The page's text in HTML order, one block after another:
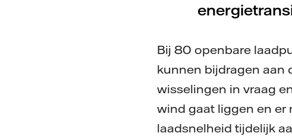
Bij 80 openbare
kunnen bijdragen aan
wisselingen in vraag
wind gaat liggen en
laadsnelheid tijdelijk